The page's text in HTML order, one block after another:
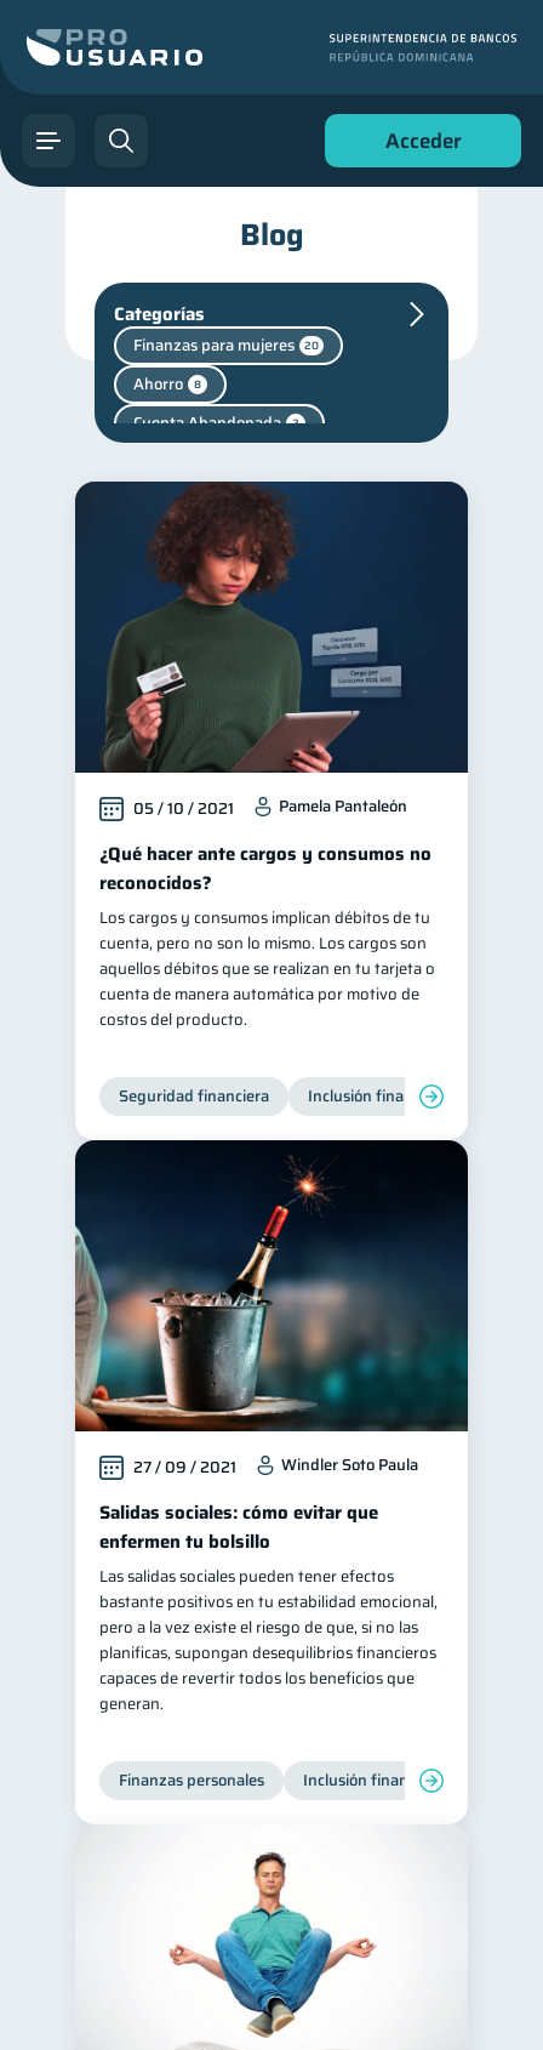
Acceder
Blog
Categorías
Finanzas para mujeres 20
Ahorro 8
Cuenta Abandonada 2
Mipymes Salud mental
Finanzas personales 44
Manejo de deudas 31
Educación financiera
Finanzas para jóvenes 30
Control de deudas
Finanzas familiares
Inclusión financiera 22
Bienestar financiero 22
Seguridad financiera 13
Salud financiera
Productos financieros 11
Organización Financiera 10
Deudas
Préstamos Consejos
Tarjeta de crédito
Derechos & Deberes 4
Superintendencia de Bancos
Vacaciones 2
Criptomonedas 2
Inversiones 2
Finanzas Personales 1
Finanzas en Pareja 1
Educación Financiera
Fraudes
Información financiera 1
inversiones 1 ahorro
Retiro
información financiera 1
05 / 10 / 2021 Pamela Pantaleón
¿Qué hacer ante cargos y consumos no
reconocidos?
Los cargos y consumos implican débitos de tu
cuenta, pero no son lo mismo. Los cargos son
aquellos débitos que se realizan en tu tarjeta o
cuenta de manera automática por motivo de
costos del producto.
Seguridad financiera Inclusión financiera
27 / 09 / 2021 Windler Soto Paula
Salidas sociales: cómo evitar que
enfermen tu bolsillo
Las salidas sociales pueden tener efectos
bastante positivos en tu estabilidad emocional,
pero a la vez existe el riesgo de que, si no las
planificas, supongan desequilibrios financieros
capaces de revertir todos los beneficios que
generan.
Finanzas personales Inclusión financiera